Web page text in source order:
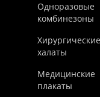
Одноразовые
комбинезоны
Хирургические
халаты
Медицинские
плакаты